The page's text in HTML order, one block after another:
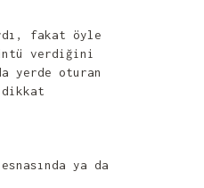
fakat öyle
verdiğini
yerde oturan
dikkat
ya da